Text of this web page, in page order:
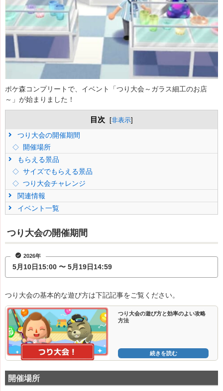
ポケ森コンプリートで、イベント「つり大会～ガラス細工のお店
～ 」が始まりました！
目次 [非表示]
つり大会の開催期間
開催場所
もらえる景品
サイズでもらえる景品
つり大会チャレンジ
関連情報
イベント一覧
つり大会の開催期間
2026年
5月10日15:00 〜 5月19日14:59
つり大会の基本的な遊び方は下記記事をご覧ください。
つり大会の遊び方と効率のよい攻略
方法
続きを読む
開催場所